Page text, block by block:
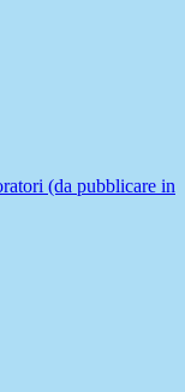
(da pubblicare in